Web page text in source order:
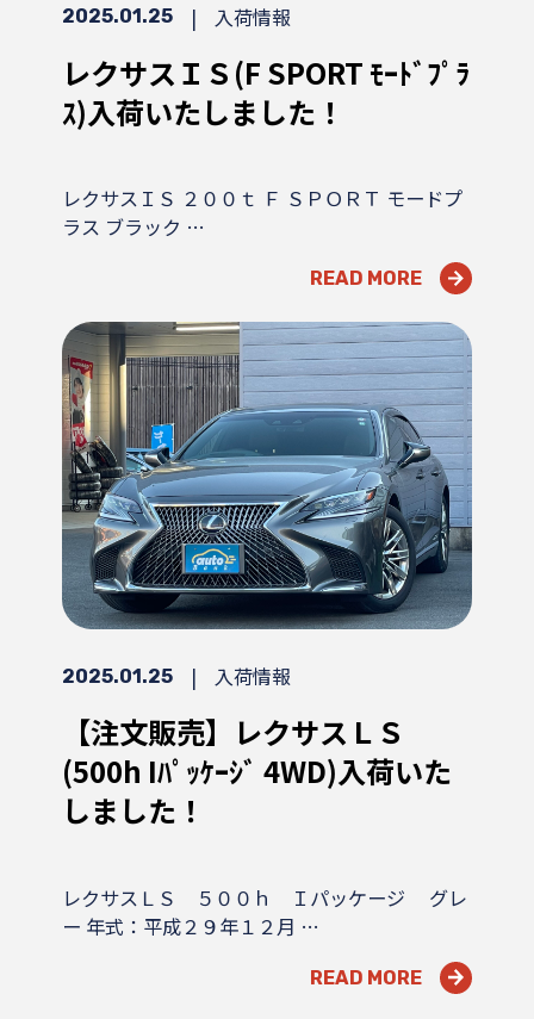
2025.01.25 | 入荷情報
レクサスＩＳ(F SPORT ﾓｰﾄﾞﾌﾟﾗ
ｽ)入荷いたしました！
レクサスＩＳ ２００ｔ Ｆ ＳＰＯＲＴ モードプ
ラス ブラック …
READ MORE
2025.01.25 | 入荷情報
【注文販売】レクサスＬＳ
(500h Iﾊﾟｯｹｰｼﾞ 4WD)入荷いた
しました！
レクサスＬＳ ５００ｈ Ｉパッケージ グレ
ー 年式：平成２９年１２月 …
READ MORE